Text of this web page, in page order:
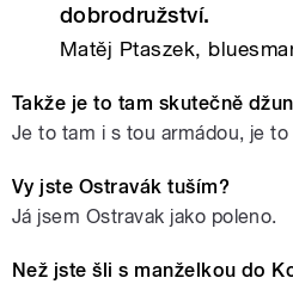
dobrodružství.
Matěj Ptaszek,
Takže je to tam skutečně
Je to tam i s tou armádou, je
Vy jste Ostravák tuším?
Já jsem Ostravak jako poleno.
Než jste šli s manželkou do